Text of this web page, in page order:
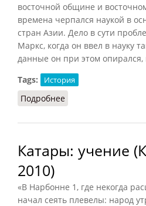
восточной общине и
времена черпался наукой в
стран Азии. Дело в сути
Маркс, когда он ввел в науку
данные он при этом опирался,
Tags:
История
Подробнее
Катары: учение
2010)
«В Нарбонне 1 , где некогда
начал сеять плевелы: народ